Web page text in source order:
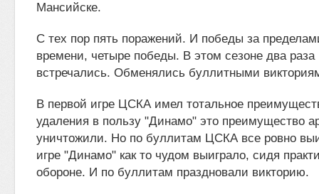
Мансийске.
С тех пор пять поражений. И победы за
времени, четыре победы. В этом сезоне два
встречались. Обменялись буллитными
В первой игре ЦСКА имел тотальное
удаления в пользу "Динамо" это преимущество
уничтожили. Но по буллитам ЦСКА все ровно
игре "Динамо" как то чудом выиграло, сидя
обороне. И по буллитам праздновали викторию.